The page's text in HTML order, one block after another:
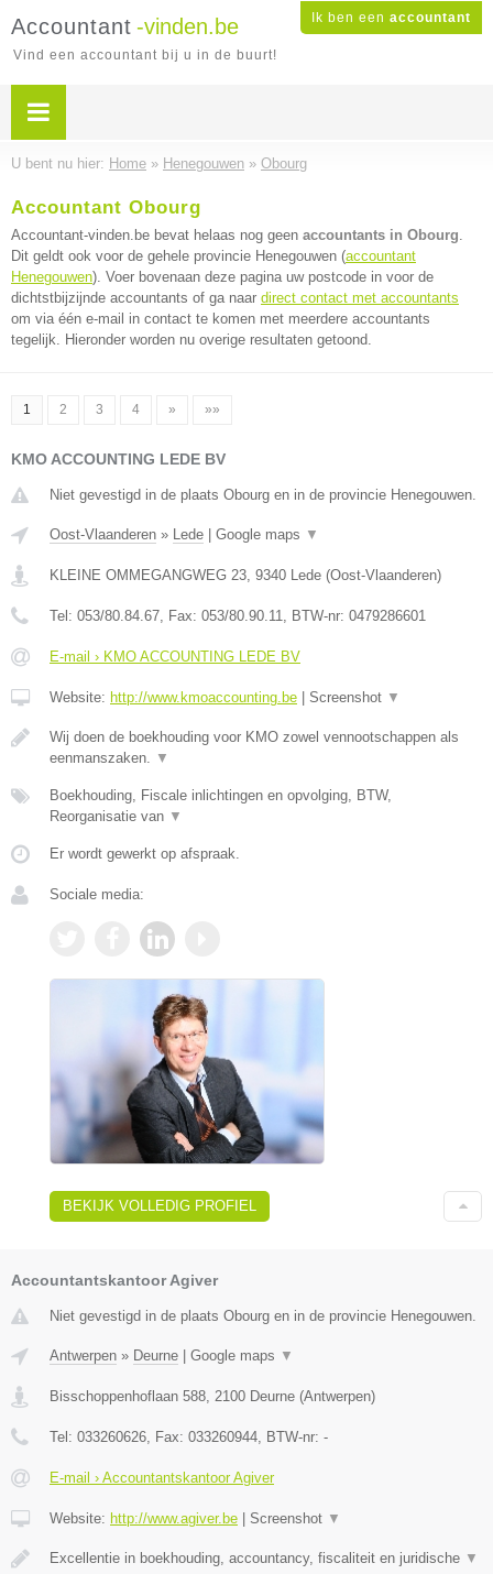
Ik ben een accountant
Accountant -vinden.be
Vind een accountant bij u in de buurt!
U bent nu hier: Home » Henegouwen » Obourg
Accountant Obourg
Accountant-vinden.be bevat helaas nog geen accountants in Obourg.
Dit geldt ook voor de gehele provincie Henegouwen (accountant
Henegouwen). Voer bovenaan deze pagina uw postcode in voor de
dichtstbijzijnde accountants of ga naar direct contact met accountants
om via één e-mail in contact te komen met meerdere accountants
tegelijk. Hieronder worden nu overige resultaten getoond.
1 2 3 4 » »»
KMO ACCOUNTING LEDE BV
Niet gevestigd in de plaats Obourg en in de provincie Henegouwen.
Oost-Vlaanderen » Lede Google maps ▼
KLEINE OMMEGANGWEG 23, 9340 Lede (Oost-Vlaanderen)
Tel: 053/80.84.67, Fax: 053/80.90.11, BTW-nr: 0479286601
E-mail › KMO ACCOUNTING LEDE BV
Website: http://www.kmoaccounting.be Screenshot ▼
Wij doen de boekhouding voor KMO zowel vennootschappen als
eenmanszaken. ▼
Boekhouding, Fiscale inlichtingen en opvolging, BTW,
Reorganisatie van ▼
Er wordt gewerkt op afspraak.
Sociale media:
BEKIJK VOLLEDIG PROFIEL
Accountantskantoor Agiver
Niet gevestigd in de plaats Obourg en in de provincie Henegouwen.
Antwerpen » Deurne | Google maps ▼
Bisschoppenhoflaan 588 2100 Deurne (Antwerpen)
Tel: 033260626 , Fax: 033260944 , BTW-nr: -
E-mail › Accountantskantoor Agiver
Website: http://www.agiver.be | Screenshot ▼
Excellentie in boekhouding, accountancy, fiscaliteit en juridische ▼